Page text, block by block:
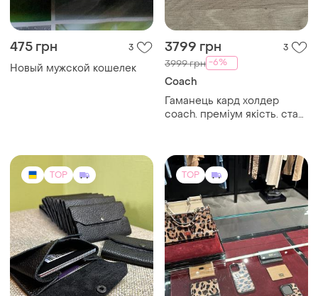
475 грн 3
Новый мужской кошелек
3799 грн 3
3999 грн -6%
Coach
Гаманець кард холдер
coach. преміум якість. стан
TOP TOP